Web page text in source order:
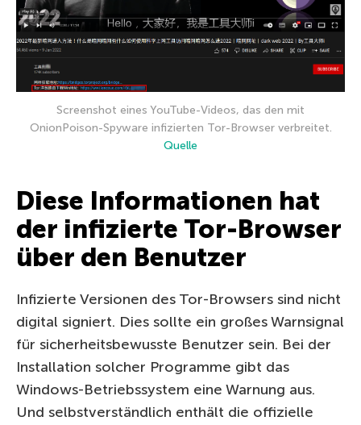
Screenshot eines YouTube-Videos, das den mit
OnionPoison-Spyware infizierten Tor-Browser verbreitet.
Quelle
Diese Informationen hat
der infizierte Tor-Browser
über den Benutzer
Infizierte Versionen des Tor-Browsers sind nicht
digital signiert. Dies sollte ein großes Warnsignal
für sicherheitsbewusste Benutzer sein. Bei der
Installation solcher Programme gibt das
Windows-Betriebssystem eine Warnung aus.
Und selbstverständlich enthält die offizielle